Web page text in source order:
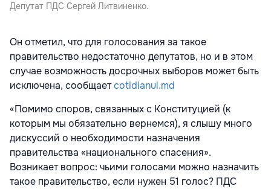
Депутат ПДС Сергей Литвиненко.
Он отметил, что для голосования за такое
правительство недостаточно депутатов, но и в этом
случае возможность досрочных выборов может быть
исключена, сообщаетcotidianul.md
«Помимо споров, связанных с Конституцией (к
которым мы обязательно вернемся), я слышу много
дискуссий о необходимости назначения
правительства «национального спасения».
Возникает вопрос: чьими голосами можно назначить
такое правительство, если нужен 51 голос? ПДС